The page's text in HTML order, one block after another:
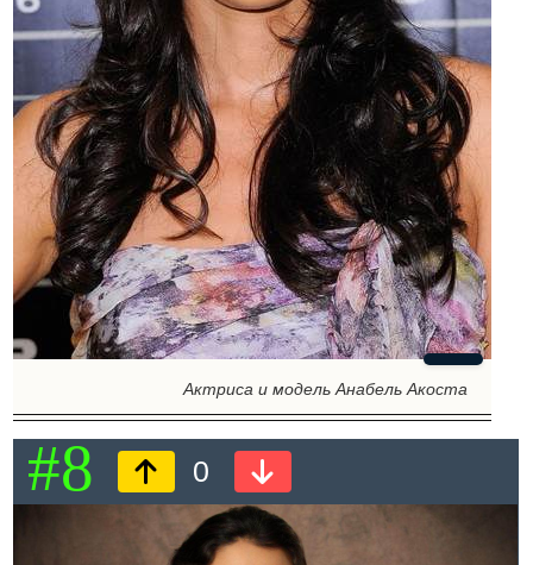
Актриса и модель Анабель Акоста
#8 0